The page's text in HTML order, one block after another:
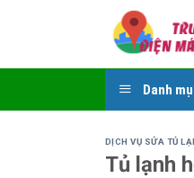
Danh
DỊCH VỤ SỬA TỦ
Tủ lạnh